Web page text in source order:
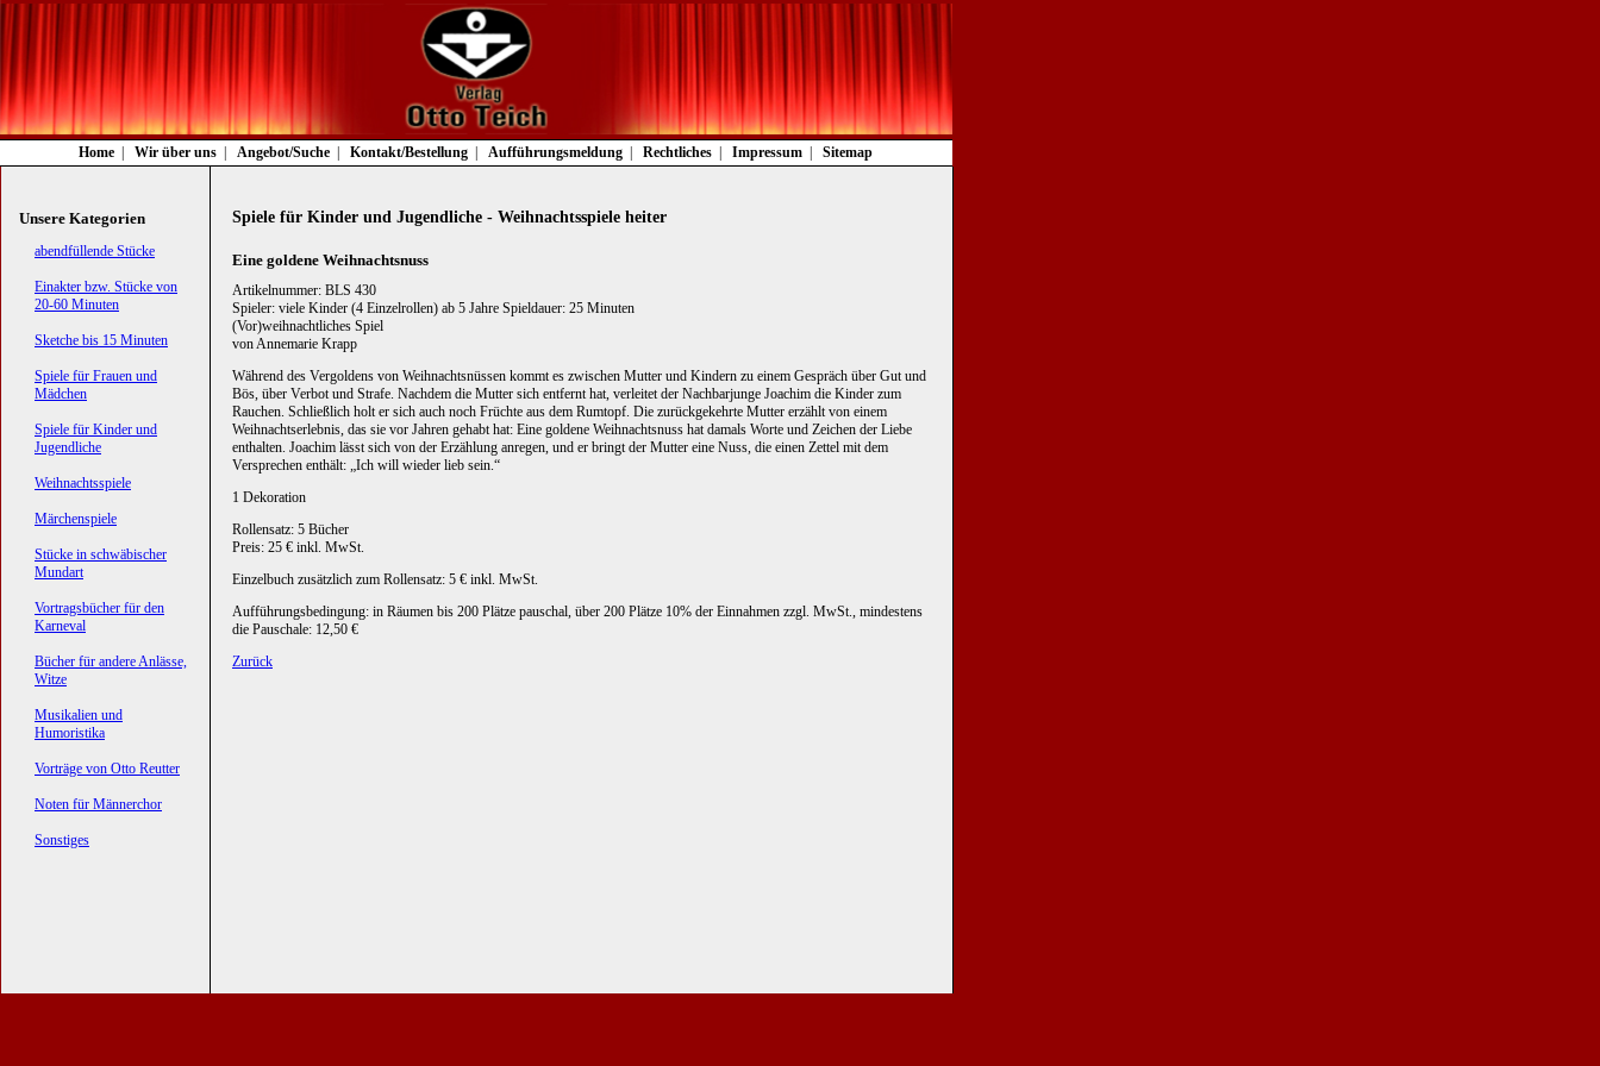
Navigation
überspringen
Home Wir über uns Angebot/Suche Kontakt/Bestellung Aufführungsmeldung Rechtliches Impressum Sitemap
Spiele für Kinder und Jugendliche - Weihnachtsspiele heiter
Eine goldene Weihnachtsnuss
Artikelnummer: BLS 430
Spieler: viele Kinder (4 Einzelrollen) ab 5 Jahre Spieldauer: 25 Minuten
(Vor)weihnachtliches Spiel
von Annemarie Krapp
Während des Vergoldens von Weihnachtsnüssen kommt es zwischen Mutter und Kindern zu einem Gespräch über Gut und
Bös, über Verbot und Strafe. Nachdem die Mutter sich entfernt hat, verleitet der Nachbarjunge Joachim die Kinder zum
Rauchen. Schließlich holt er sich auch noch Früchte aus dem Rumtopf. Die zurückgekehrte Mutter erzählt von einem
Weihnachtserlebnis, das sie vor Jahren gehabt hat: Eine goldene Weihnachtsnuss hat damals Worte und Zeichen der Liebe
enthalten. Joachim lässt sich von der Erzählung anregen, und er bringt der Mutter eine Nuss, die einen Zettel mit dem
Versprechen enthält: „Ich will wieder lieb sein.“
1 Dekoration
Rollensatz: 5 Bücher
Preis: 25 € inkl. MwSt.
Einzelbuch zusätzlich zum Rollensatz: 5 € inkl. MwSt.
Aufführungsbedingung: in Räumen bis 200 Plätze pauschal, über 200 Plätze 10% der Einnahmen zzgl. MwSt., mindestens
die Pauschale: 12,50 €
Zurück
Unsere Kategorien
Navigation
abendfüllende Stücke
Einakter bzw. Stücke von
20-60 Minuten
Sketche bis 15 Minuten
Spiele für Frauen und
Mädchen
Spiele für Kinder und
Jugendliche
Weihnachtsspiele
Märchenspiele
Stücke in schwäbischer
Mundart
Vortragsbücher für den
Karneval
Bücher für andere Anlässe,
Witze
Musikalien und
Humoristika
Vorträge von Otto Reutter
Noten für Männerchor
Sonstiges